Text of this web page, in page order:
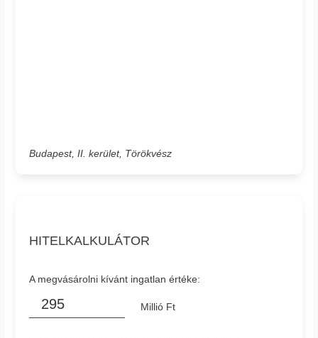
Budapest, II. kerület, Törökvész
HITELKALKULÁTOR
A megvásárolni kívánt ingatlan értéke:
Millió Ft